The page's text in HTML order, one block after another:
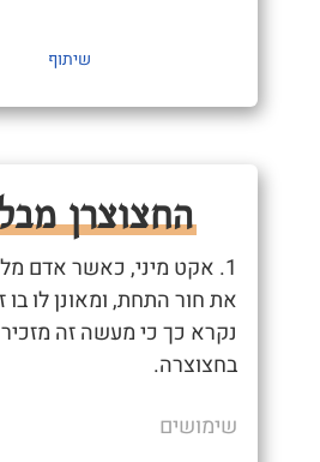
שיתוף
החצוצרן
1. אקט מיני, כאשר אדם
את חור התחת, ומאונן לו בו
נקרא כך כי מעשה זה מזכיר
בחצוצרה.
שימושים